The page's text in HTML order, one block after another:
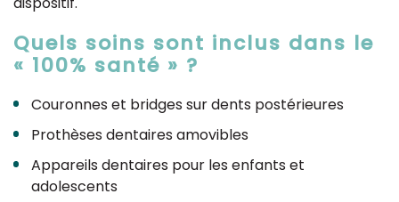
Quels soins sont inclus dans le
« 100% santé » ?
Couronnes et bridges sur dents postérieures
Prothèses dentaires amovibles
Appareils dentaires pour les enfants et
adolescents